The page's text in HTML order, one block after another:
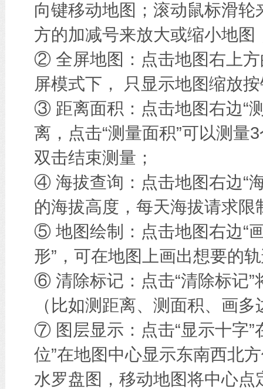
向键移动地图；滚动鼠标滑
方的加减号来放大或缩小地图
② 全屏地图：点击地图右上方
屏模式下， 只显示地图缩放
③ 距离面积：点击地图右边“
离，点击“测量面积”可以测量
双击结束测量；
④ 海拔查询：点击地图右边“
的海拔高度，每天海拔请求
⑤ 地图绘制：点击地图右边“画
形”，可在地图上画出想要的
⑥ 清除标记：点击“清除标记
（比如测距离、测面积、画多
⑦ 图层显示：点击“显示十字”
位”在地图中心显示东南西北
水罗盘图，移动地图将中心